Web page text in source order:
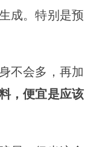
成。特别是预
不会多，再加
，便宜是应该